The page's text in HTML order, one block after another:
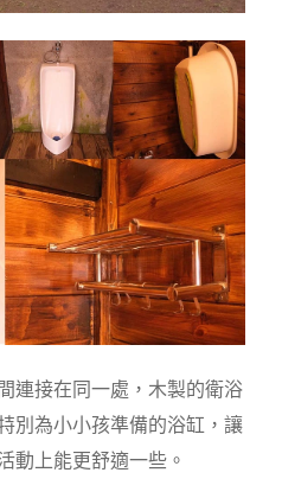
連接在同一處，木製的衛浴
別為小小孩準備的浴缸，讓
動上能更舒適一些。